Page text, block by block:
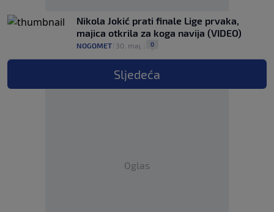
Nikola Jokić prati finale Lige prvaka,
majica otkrila za koga navija (VIDEO)
NOGOMET 30. maj. 0
Sljedeća
Oglas